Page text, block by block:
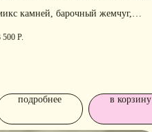
камней, барочный жемчуг,
500 Р.
подробнее в корзину